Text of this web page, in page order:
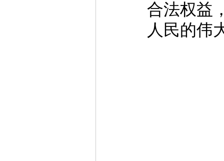
合法权益
人民的伟